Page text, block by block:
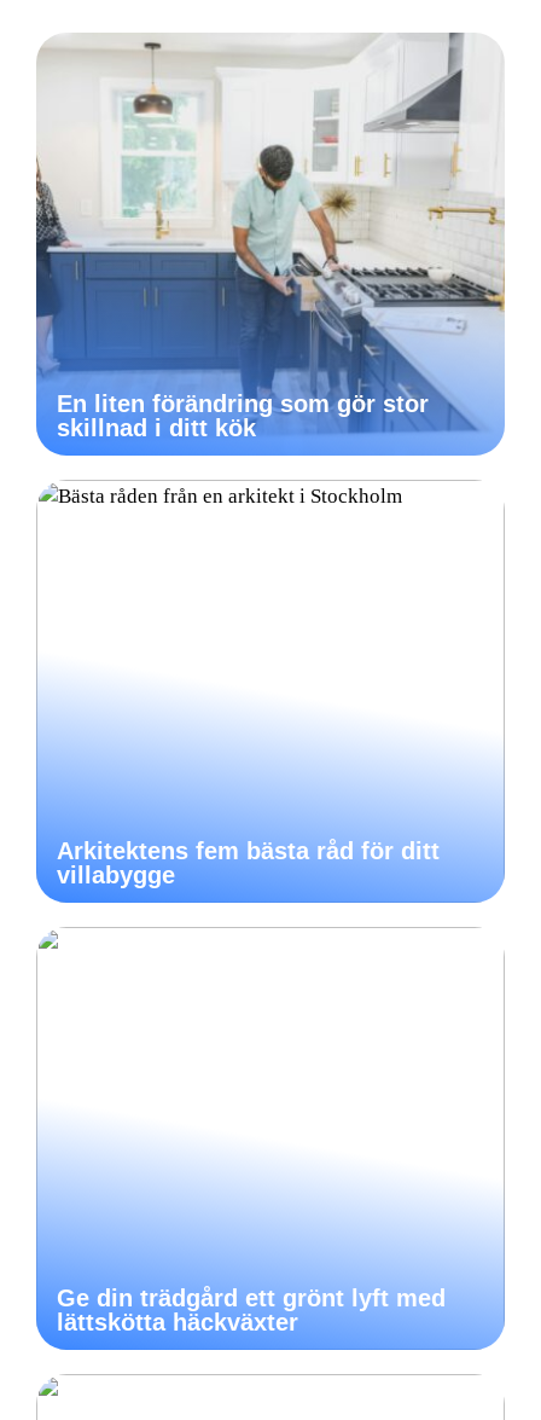
En liten förändring som gör stor
skillnad i ditt kök
Arkitektens fem bästa råd för ditt
villabygge
Ge din trädgård ett grönt lyft med
lättskötta häckväxter